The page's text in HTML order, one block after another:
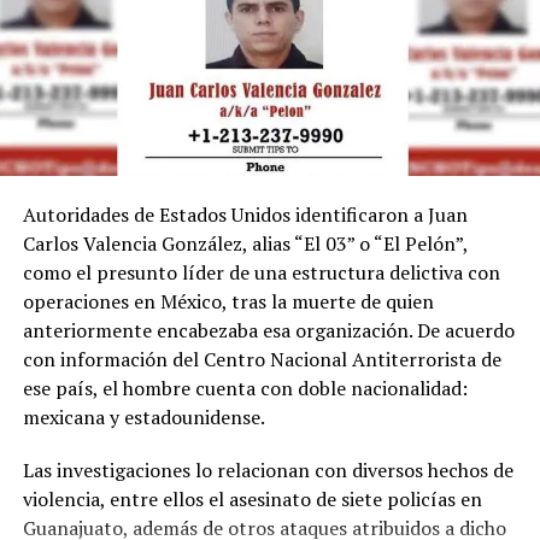
Autoridades de Estados Unidos identificaron a Juan
Carlos Valencia González, alias “El 03” o “El Pelón”,
como el presunto líder de una estructura delictiva con
operaciones en México, tras la muerte de quien
anteriormente encabezaba esa organización. De acuerdo
con información del Centro Nacional Antiterrorista de
ese país, el hombre cuenta con doble nacionalidad:
mexicana y estadounidense.
Las investigaciones lo relacionan con diversos hechos de
violencia, entre ellos el asesinato de siete policías en
Guanajuato, además de otros ataques atribuidos a dicho